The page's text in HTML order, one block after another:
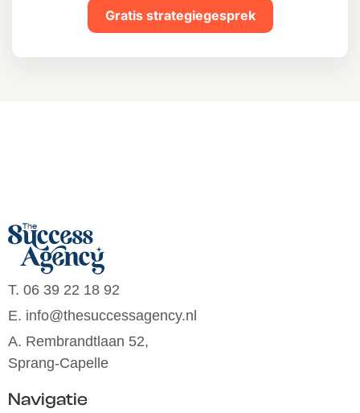
Gratis strategiegesprek
T. 06 39 22 18 92
E. info@thesuccessagency.nl
A. Rembrandtlaan 52,
Sprang-Capelle
Navigatie